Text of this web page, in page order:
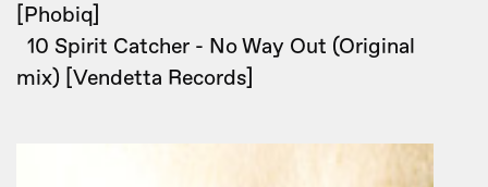
[Phobiq]
10 Spirit Catcher - No Way Out (Original
mix) [Vendetta Records]